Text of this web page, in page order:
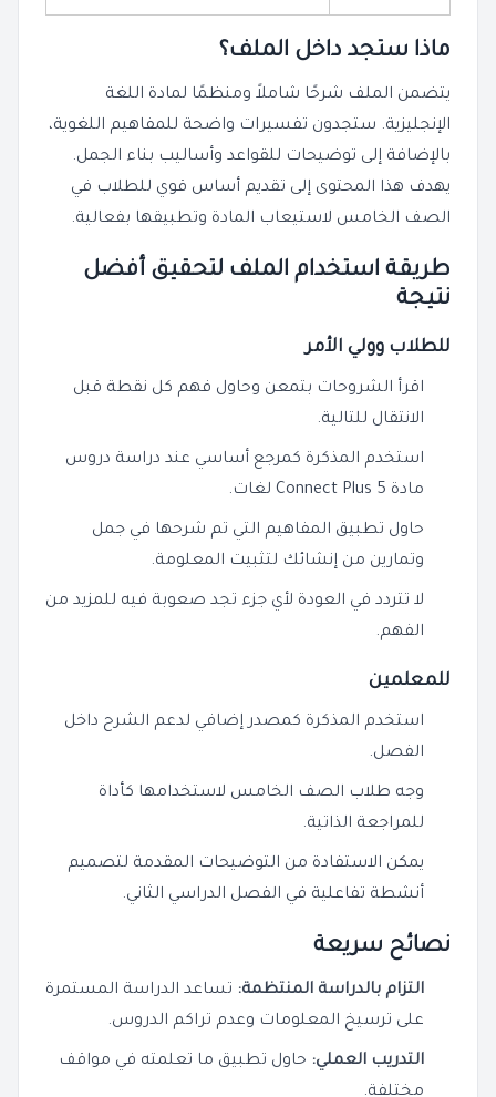
ماذا ستجد داخل الملف؟
يتضمن الملف شرحًا شاملاً ومنظمًا لمادة اللغة
الإنجليزية. ستجدون تفسيرات واضحة للمفاهيم اللغوية،
بالإضافة إلى توضيحات للقواعد وأساليب بناء الجمل.
يهدف هذا المحتوى إلى تقديم أساس قوي للطلاب في
الصف الخامس لاستيعاب المادة وتطبيقها بفعالية.
طريقة استخدام الملف لتحقيق أفضل
نتيجة
للطلاب وولي الأمر
اقرأ الشروحات بتمعن وحاول فهم كل نقطة قبل
الانتقال للتالية.
استخدم المذكرة كمرجع أساسي عند دراسة دروس
مادة Connect Plus 5 لغات.
حاول تطبيق المفاهيم التي تم شرحها في جمل
وتمارين من إنشائك لتثبيت المعلومة.
لا تتردد في العودة لأي جزء تجد صعوبة فيه للمزيد من
الفهم.
للمعلمين
استخدم المذكرة كمصدر إضافي لدعم الشرح داخل
الفصل.
وجه طلاب الصف الخامس لاستخدامها كأداة
للمراجعة الذاتية.
يمكن الاستفادة من التوضيحات المقدمة لتصميم
أنشطة تفاعلية في الفصل الدراسي الثاني.
نصائح سريعة
التزام بالدراسة المنتظمة: تساعد الدراسة المستمرة
على ترسيخ المعلومات وعدم تراكم الدروس.
التدريب العملي: حاول تطبيق ما تعلمته في مواقف
مختلفة.